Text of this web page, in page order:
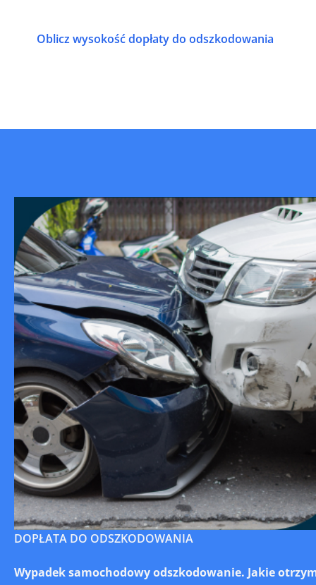
Oblicz wysokość dopłaty do odszkodowania
DOPŁATA DO ODSZKODOWANIA
Wypadek samochodowy odszkodowanie. Jakie